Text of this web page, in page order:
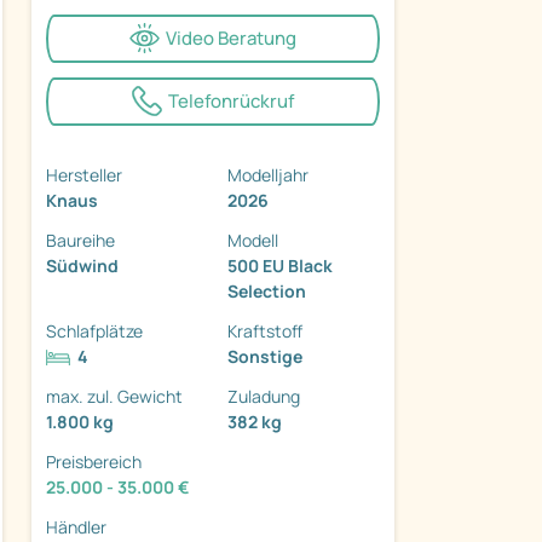
Video Beratung
Telefonrückruf
Hersteller
Knaus
Modelljahr
2026
Baureihe
Südwind
Modell
500 EU Black
Selection
Schlafplätze
4
Kraftstoff
Sonstige
max. zul. Gewicht
1.800 kg
Zuladung
382 kg
Preisbereich
25.000 - 35.000 €
Händler